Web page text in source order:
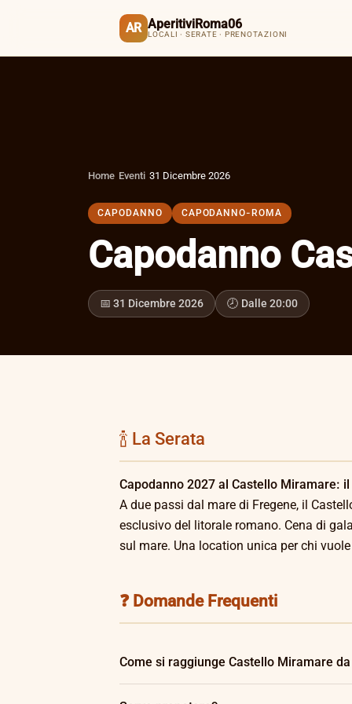
AR AperitiviRoma06
LOCALI · SERATE · PRENOTAZIONI
Home Eventi 31 Dicembre 2026
CAPODANNO CAPODANNO-ROMA
Capodanno
📅 31 Dicembre 2026 🕗 Dalle 20:00
🍾 La Serata
Capodanno 2027 al Castello Miramare:
A due passi dal mare di Fregene, il
esclusivo del litorale romano. Cena di
sul mare. Una location unica per chi
❓ Domande Frequenti
Come si raggiunge Castello Miramare da